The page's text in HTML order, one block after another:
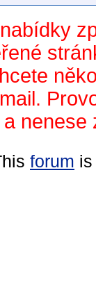
nenese
forum